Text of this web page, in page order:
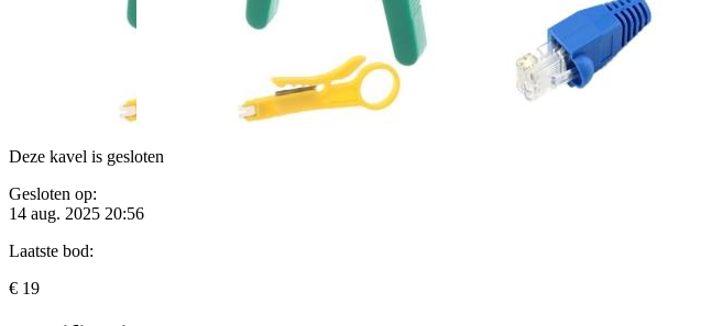
Deze kavel is gesloten
Gesloten op:
14 aug. 2025 20:56
Laatste bod:
€ 19